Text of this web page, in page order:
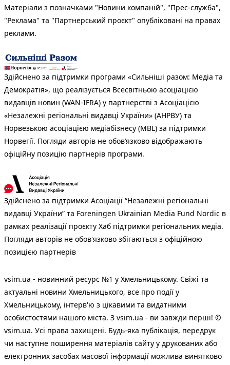
Матеріали з позначками "Новини компаній", "Прес-служба",
"Реклама" та "Партнерський проєкт" опубліковані на правах
реклами.
Здійснено за підтримки програми «Сильніші разом: Медіа та
Демократія», що реалізується Всесвітньою асоціацією
видавців новин (WAN-IFRA) у партнерстві з Асоціацією
«Незалежні регіональні видавці України» (АНРВУ) та
Норвезькою асоціацією медіабізнесу (MBL) за підтримки
Норвегії. Погляди авторів не обов’язково відображають
офіційну позицію партнерів програми.
Здійснено за підтримки Асоціації “Незалежні регіональні
видавці України” та Foreningen Ukrainian Media Fund Nordic в
рамках реалізації проєкту Хаб підтримки регіональних медіа.
Погляди авторів не обов'язково збігаються з офіційною
позицією партнерів
vsim.ua - новинний ресурс №1 у Хмельницькому. Свіжі та
актуальні новини Хмельницького, все про події у
Хмельницькому, інтерв'ю з цікавими та видатними
особистостями нашого міста. З vsim.ua - ви завжди перші! ©
vsim.ua. Усі права захищені. Будь-яка публiкацiя, передрук
чи наступне поширення матеріалів сайту у друкованих або
електронних засобах масової інформації можлива винятково